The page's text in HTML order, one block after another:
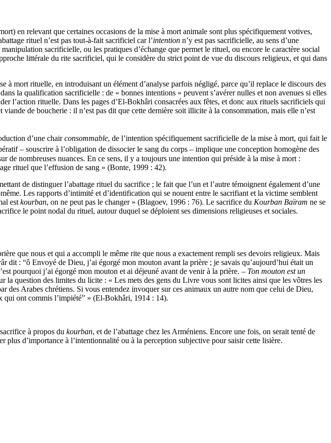
en relevant que certaines occasions de la mise à mort animale sont plus spécifiquement votives,
rituel n’est pas tout-à-fait sacrificiel car l’intention n’y est pas sacrificielle, au sens d’une
sacrificielle, ou les pratiques d’échange que permet le rituel, ou encore le caractère social
littérale du rite sacrificiel, qui le considère du strict point de vue du discours religieux, et qui dans
mort rituelle, en introduisant un élément d’analyse parfois négligé, parce qu’il replace le discours des
la qualification sacrificielle : de « bonnes intentions » peuvent s’avérer nulles et non avenues si elles
l’action rituelle. Dans les pages d’El-Bokhâri consacrées aux fêtes, et donc aux rituels sacrificiels qui
de boucherie : il n’est pas dit que cette dernière soit illicite à la consommation, mais elle n’est
d’une chairconsommable, de l’intention spécifiquement sacrificielle de la mise à mort, qui fait le
– souscrire à l’obligation de dissocier le sang du corps – implique une conception homogène des
de nombreuses nuances. En ce sens, il y a toujours une intention qui préside à la mise à mort :
rituel que l’effusion de sang » (Bonte, 1999 : 42).
de distinguer l’abattage rituel du sacrifice ; le fait que l’un et l’autre témoignent également d’une
Les rapports d’intimité et d’identification qui se nouent entre le sacrifiant et la victime semblent
est kourban, on ne peut pas le changer » (Blagoev, 1996 : 76). Le sacrifice du Kourban Baïram ne se
le point nodal du rituel, autour duquel se déploient ses dimensions religieuses et sociales.
que nous et qui a accompli le même rite que nous a exactement rempli ses devoirs religieux. Mais
: “ô Envoyé de Dieu, j’ai égorgé mon mouton avant la prière ; je savais qu’aujourd’hui était un
pourquoi j’ai égorgé mon mouton et ai déjeuné avant de venir à la prière. – Ton mouton est un
question des limites du licite : « Les mets des gens du Livre vous sont licites ainsi que les vôtres les
Arabes chrétiens. Si vous entendez invoquer sur ces animaux un autre nom que celui de Dieu,
qui ont commis l’impiété” » (El-Bokhâri, 1914 : 14).
à propos du kourban, et de l’abattage chez les Arméniens. Encore une fois, on serait tenté de
d’importance à l’intentionnalité ou à la perception subjective pour saisir cette lisière.